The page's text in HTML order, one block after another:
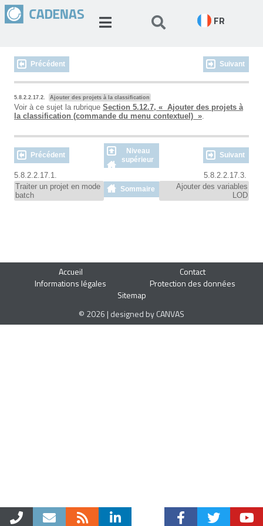
FR
Précédent Suivant
5.8.2.2.17.2. Ajouter des projets à la classification
Voir à ce sujet la rubrique Section 5.12.7, « Ajouter des projets à
la classification (commande du menu contextuel) ».
Précédent
Niveau
supérieur
Suivant
5.8.2.2.17.1.
Traiter un projet en mode
batch
Sommaire
5.8.2.2.17.3.
Ajouter des variables
LOD
Accueil
Contact
Informations légales
Protection des données
Sitemap
© 2026 | designed by CANVAS